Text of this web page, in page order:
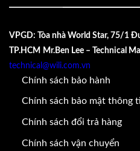
VPGD: Tòa nhà World Star, 75/1
TP.HCM Mr.Ben Lee – Technical
technical@wili.com.vn
Chính sách bảo hành
Chính sách bảo mật thông
Chính sách đổi trả hàng
Chính sách vận chuyển